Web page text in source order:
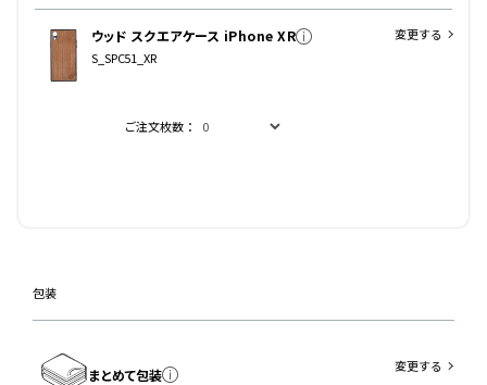
ウッド スクエアケース iPhone XR
S_SPC51_XR
ご注文枚数：
変更する
包装
まとめて包装 変更する